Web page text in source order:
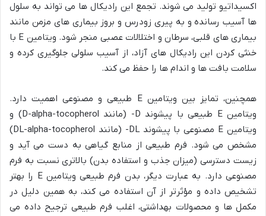
اکسیداتیو تولید می شوند. تجمع این رادیکال ها می تواند به سلول
ها آسیب رسانده و به پیری زودرس و بروز بیماری های مزمن مانند
بیماری های قلبی، سرطان و اختلالات عصبی منجر شود. ویتامین E با
خنثی کردن این رادیکال های آزاد، از آسیب سلولی جلوگیری کرده و
سلامت بافت ها و اندام ها را حفظ می کند.
همچنین، تمایز بین ویتامین E طبیعی و مصنوعی اهمیت دارد.
ویتامین E طبیعی با پیشوند D- (مانند D-alpha-tocopherol) و
ویتامین E مصنوعی با پیشوند DL- (مانند DL-alpha-tocopherol)
مشخص می شود. فرم طبیعی از منابع گیاهی به دست می آید و
زیست دسترسی (میزان جذب و استفاده بدن) بالاتری نسبت به فرم
مصنوعی دارد. به عبارت دیگر، بدن فرم طبیعی ویتامین E را بهتر
تشخیص داده و مؤثرتر از آن استفاده می کند، به همین دلیل در
مکمل ها و محصولات بهداشتی، اغلب فرم طبیعی ترجیح داده می